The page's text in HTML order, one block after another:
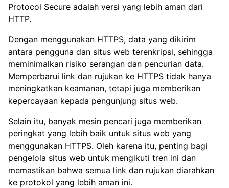
Protocol Secure adalah versi yang lebih aman dari
HTTP.
Dengan menggunakan HTTPS, data yang dikirim
antara pengguna dan situs web terenkripsi, sehingga
meminimalkan risiko serangan dan pencurian data.
Memperbarui link dan rujukan ke HTTPS tidak hanya
meningkatkan keamanan, tetapi juga memberikan
kepercayaan kepada pengunjung situs web.
Selain itu, banyak mesin pencari juga memberikan
peringkat yang lebih baik untuk situs web yang
menggunakan HTTPS. Oleh karena itu, penting bagi
pengelola situs web untuk mengikuti tren ini dan
memastikan bahwa semua link dan rujukan diarahkan
ke protokol yang lebih aman ini.